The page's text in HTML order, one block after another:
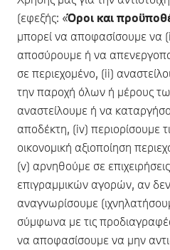
(εφεξής: «Όροι και
μπορεί να αποφασίσουμε να
αποσύρουμε ή να
σε περιεχομένο, (ii)
την παροχή όλων ή μέρους
αναστείλουμε ή να
αποδέκτη, (iv) περιορίσουμε
οικονομική αξιοποίηση
(v) αρνηθούμε σε
επιγραμμικών αγορών, αν
αναγνωρίσουμε
σύμφωνα με τις
να αποφασίσουμε να μην